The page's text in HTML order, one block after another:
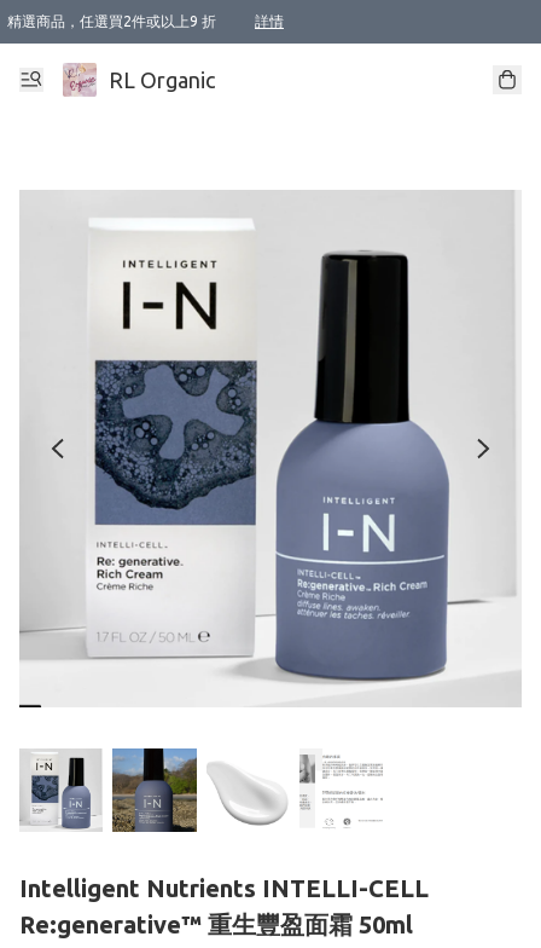
精選商品，任選買2件或以上9 折 詳情
XI周年優惠【新品自由選2件88折/3件85折】
XI周年優惠【Chakra 脈輪平衡自由選2件9折/3件85折/5件8折】
Florame 肌底自由選 2支9折 3支85折
XI周年優惠【蟲蟲退散 · 防衛結界﹞系列2件9折】
Sunki 任選2件95折
BIOFFICINA TOSCANA 任選2支9折 3支85折
Lamav 任選1件9折 2件85折
Mukti Organics 指定產品任選1件9折, 2件88折 3件85折
Intelligent Nutrients Skincare 任選2件9折
deodorant 任選2件88折
化妝品 任選2件95折
XI周年優惠【身心靈單品 任選2件9折/3件85折/5件8折】
XI周年優惠 【精油/香水 任選2件9折/3件85折/5件8折】
XI周年優惠【「關節到肌膚」全效養護 BODY OIL 組2件88折/3件85折】
XI周年優惠【夏日有機物理防曬套裝2件88折】
XI周年優惠【夏日潔面隨意選2件88折/3件85折】
XI周年優惠【逆齡奇蹟抗氧 11 自由選2件88折/3件85折/4件或以上8折】
新會員首次購物即享全單 95 折優惠！
成為VIP / VVIP 可享有生日月現金扣減獎賞優惠 !! 記得去賬户資料填上生日日期啦 !
選用順豐速運，滿$500 免運費
本地速遞 京東 送住宅/ 工商地址 $400 免運費
澳門訂單選用順豐速運，滿$800 免運費
RL Organic
Intelligent Nutrients INTELLI-CELL
Re:generative™ 重生豐盈面霜 50ml